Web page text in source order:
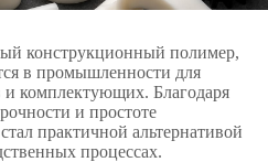
конструкционный полимер,
в промышленности для
и комплектующих. Благодаря
и простоте
практичной альтернативой
процессах.